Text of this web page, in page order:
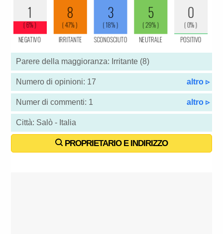
Parere della maggioranza: Irritante (8)
Numero di opinioni: 17 altro ▹
Numer di commenti: 1 altro ▹
Città: Salò - Italia
PROPRIETARIO E INDIRIZZO